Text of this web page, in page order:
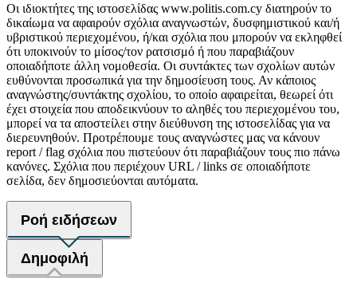
Οι ιδιοκτήτες της ιστοσελίδας www.politis.com.cy διατηρούν το
δικαίωμα να αφαιρούν σχόλια αναγνωστών, δυσφημιστικού και/ή
υβριστικού περιεχομένου, ή/και σχόλια που μπορούν να εκληφθεί
ότι υποκινούν το μίσος/τον ρατσισμό ή που παραβιάζουν
οποιαδήποτε άλλη νομοθεσία. Οι συντάκτες των σχολίων αυτών
ευθύνονται προσωπικά για την δημοσίευση τους. Αν κάποιος
αναγνώστης/συντάκτης σχολίου, το οποίο αφαιρείται, θεωρεί ότι
έχει στοιχεία που αποδεικνύουν το αληθές του περιεχομένου του,
μπορεί να τα αποστείλει στην διεύθυνση της ιστοσελίδας για να
διερευνηθούν. Προτρέπουμε τους αναγνώστες μας να κάνουν
report / flag σχόλια που πιστεύουν ότι παραβιάζουν τους πιο πάνω
κανόνες. Σχόλια που περιέχουν URL / links σε οποιαδήποτε
σελίδα, δεν δημοσιεύονται αυτόματα.
Ροή ειδήσεων
Δημοφιλή